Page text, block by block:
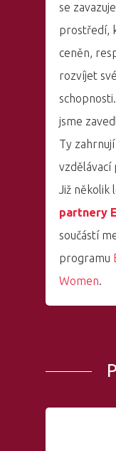
se
prostředí,
ceněn,
rozvíjet
jsme
Ty
vzdělávací
Již několik
partnery
součástí
programu
Women.